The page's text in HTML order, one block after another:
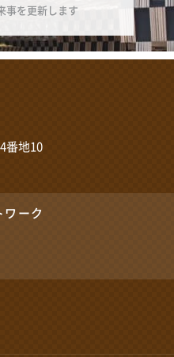
事を更新します
番地10
ワーク